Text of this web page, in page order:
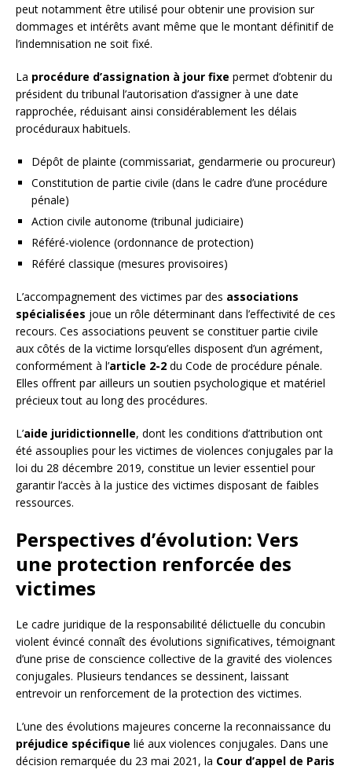
peut notamment être utilisé pour obtenir une provision sur
dommages et intérêts avant même que le montant définitif de
l’indemnisation ne soit fixé.
La procédure d’assignation à jour fixe permet d’obtenir du
président du tribunal l’autorisation d’assigner à une date
rapprochée, réduisant ainsi considérablement les délais
procéduraux habituels.
Dépôt de plainte (commissariat, gendarmerie ou procureur)
Constitution de partie civile (dans le cadre d’une procédure
pénale)
Action civile autonome (tribunal judiciaire)
Référé-violence (ordonnance de protection)
Référé classique (mesures provisoires)
L’accompagnement des victimes par des associations
spécialisées joue un rôle déterminant dans l’effectivité de ces
recours. Ces associations peuvent se constituer partie civile
aux côtés de la victime lorsqu’elles disposent d’un agrément,
conformément à l’article 2-2 du Code de procédure pénale.
Elles offrent par ailleurs un soutien psychologique et matériel
précieux tout au long des procédures.
L’aide juridictionnelle, dont les conditions d’attribution ont
été assouplies pour les victimes de violences conjugales par la
loi du 28 décembre 2019, constitue un levier essentiel pour
garantir l’accès à la justice des victimes disposant de faibles
ressources.
Perspectives d’évolution: Vers
une protection renforcée des
victimes
Le cadre juridique de la responsabilité délictuelle du concubin
violent évincé connaît des évolutions significatives, témoignant
d’une prise de conscience collective de la gravité des violences
conjugales. Plusieurs tendances se dessinent, laissant
entrevoir un renforcement de la protection des victimes.
L’une des évolutions majeures concerne la reconnaissance du
préjudice spécifique lié aux violences conjugales. Dans une
décision remarquée du 23 mai 2021, la Cour d’appel de Paris